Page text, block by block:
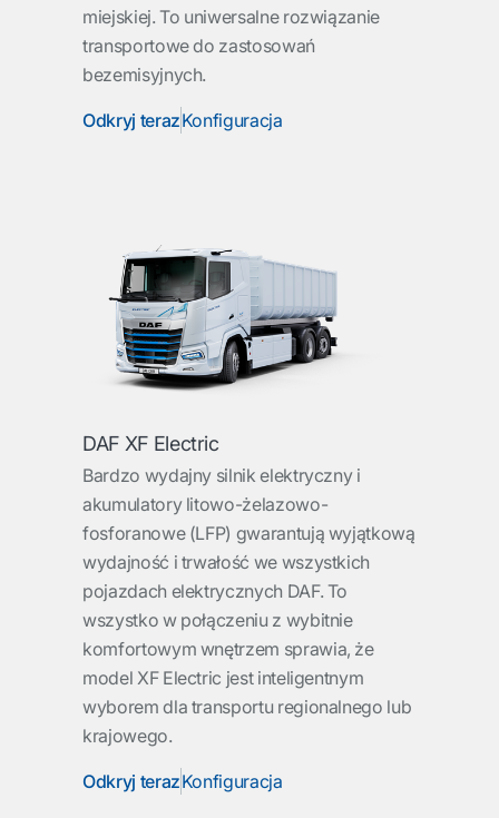
miejskiej. To uniwersalne rozwiązanie
transportowe do zastosowań
bezemisyjnych.
Odkryj terazKonfiguracja
DAF XF Electric
Bardzo wydajny silnik elektryczny i
akumulatory litowo-żelazowo-
fosforanowe (LFP) gwarantują wyjątkową
wydajność i trwałość we wszystkich
pojazdach elektrycznych DAF. To
wszystko w połączeniu z wybitnie
komfortowym wnętrzem sprawia, że
model XF Electric jest inteligentnym
wyborem dla transportu regionalnego lub
krajowego.
Odkryj terazKonfiguracja